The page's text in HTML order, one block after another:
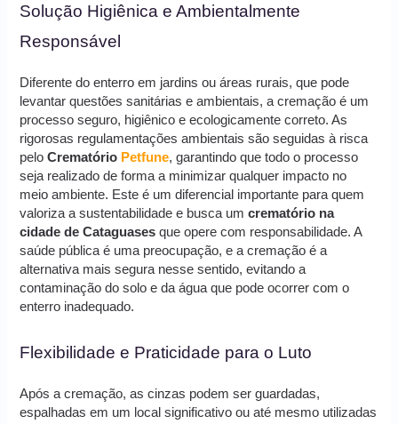
Solução Higiênica e Ambientalmente
Responsável
Diferente do enterro em jardins ou áreas rurais, que pode
levantar questões sanitárias e ambientais, a cremação é um
processo seguro, higiênico e ecologicamente correto. As
rigorosas regulamentações ambientais são seguidas à risca
peloCrematório Petfune, garantindo que todo o processo
seja realizado de forma a minimizar qualquer impacto no
meio ambiente. Este é um diferencial importante para quem
valoriza a sustentabilidade e busca umcrematório na
cidade de Cataguases que opere com responsabilidade. A
saúde pública é uma preocupação, e a cremação é a
alternativa mais segura nesse sentido, evitando a
contaminação do solo e da água que pode ocorrer com o
enterro inadequado.
Flexibilidade e Praticidade para o Luto
Após a cremação, as cinzas podem ser guardadas,
espalhadas em um local significativo ou até mesmo utilizadas